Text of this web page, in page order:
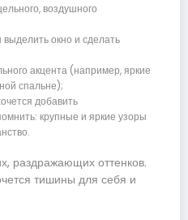
воздушного
окно и сделать
акцента (например, яркие
спальне);
добавить
крупные и яркие узоры
раздражающих оттенков.
тишины для себя и